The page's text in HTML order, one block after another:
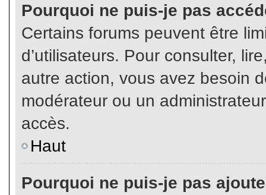
Pourquoi ne puis-je pas
Certains forums peuvent être
d’utilisateurs. Pour consulter,
autre action, vous avez besoin
modérateur ou un
accès.
Haut
Pourquoi ne puis-je pas